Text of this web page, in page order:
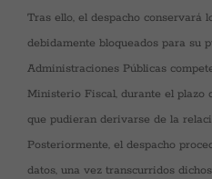
Tras ello, el despacho conservará
debidamente bloqueados para su
Administraciones Públicas
Ministerio Fiscal, durante el plazo
que pudieran derivarse de la
Posteriormente, el despacho
datos, una vez transcurridos